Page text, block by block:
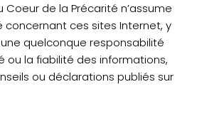
Coeur de la Précarité n’assume
concernant ces sites Internet, y
quelconque responsabilité
ou la fiabilité des informations,
ou déclarations publiés sur